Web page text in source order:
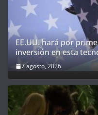
EE.UU. hará por
inversión en esta
7 agosto, 2026